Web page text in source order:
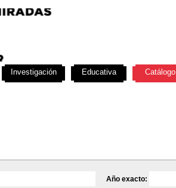
Año exacto:
Investigación Educativa Catálogo